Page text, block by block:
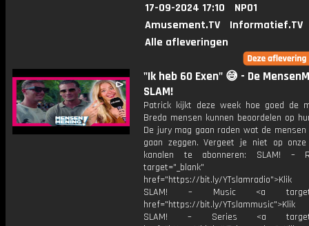
17-09-2024 17:10
NPO1
Amusement.TV
Informatief.TV
Alle afleveringen
"Ik heb 60 Exen" 😅 - De
SLAM!
Patrick kijkt deze week hoe goed de
Breda mensen kunnen beoordelen op
De jury mag gaan raden wat de
gaan zeggen. Vergeet je niet op onze
kanalen te abonneren: SLAM! –
target="_blank"
href="https://bit.ly/
SLAM! – Music <a
href="https://bit.ly/
SLAM! – Series <a